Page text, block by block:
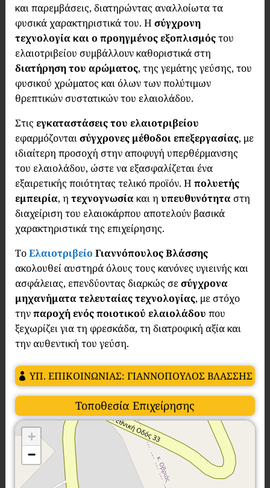
και παρεμβάσεις, διατηρώντας αναλλοίωτα τα
φυσικά χαρακτηριστικά του. Η σύγχρονη
τεχνολογία και ο προηγμένος εξοπλισμόςτου
ελαιοτριβείου συμβάλλουν καθοριστικά στη
διατήρηση του αρώματος, της γεμάτης γεύσης, του
φυσικού χρώματος και όλων των πολύτιμων
θρεπτικών συστατικών του ελαιολάδου.
Στις εγκαταστάσεις του ελαιοτριβείου
εφαρμόζονταισύγχρονες μέθοδοι επεξεργασίας, με
ιδιαίτερη προσοχή στην αποφυγή υπερθέρμανσης
του ελαιολάδου, ώστε να εξασφαλίζεται ένα
εξαιρετικής ποιότητας τελικό προϊόν. Η πολυετής
εμπειρία, η τεχνογνωσίακαι η υπευθυνότηταστη
διαχείριση του ελαιοκάρπου αποτελούν βασικά
χαρακτηριστικά της επιχείρησης.
ΤοΕλαιοτριβείο Γιαννόπουλος Βλάσσης
ακολουθεί αυστηρά όλους τους κανόνες υγιεινής και
ασφάλειας, επενδύοντας διαρκώς σεσύγχρονα
μηχανήματα τελευταίας τεχνολογίας, με στόχο
τηνπαροχή ενός ποιοτικού ελαιολάδου που
ξεχωρίζει για τη φρεσκάδα, τη διατροφική αξία και
την αυθεντική του γεύση.
ΥΠ. ΕΠΙΚΟΙΝΩΝΙΑΣ: ΓΙΑΝΝΟΠΟΥΛΟΣ ΒΛΑΣΣΗΣ
Τοποθεσία Επιχείρησης
+
−